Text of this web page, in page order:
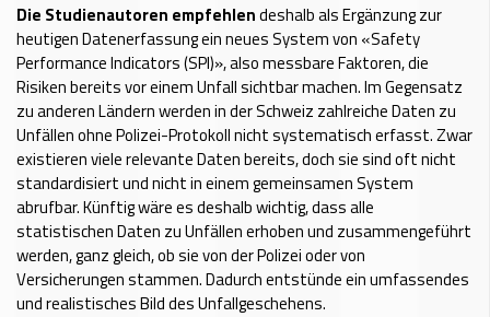
Die Studienautoren empfehlendeshalb als Ergänzung zur
heutigen Datenerfassung ein neues System von «Safety
Performance Indicators (SPI)», also messbare Faktoren, die
Risiken bereits vor einem Unfall sichtbar machen. Im Gegensatz
zu anderen Ländern werden in der Schweiz zahlreiche Daten zu
Unfällen ohne Polizei-Protokoll nicht systematisch erfasst. Zwar
existieren viele relevante Daten bereits, doch sie sind oft nicht
standardisiert und nicht in einem gemeinsamen System
abrufbar. Künftig wäre es deshalb wichtig, dass alle
statistischen Daten zu Unfällen erhoben und zusammengeführt
werden, ganz gleich, ob sie von der Polizei oder von
Versicherungen stammen. Dadurch entstünde ein umfassendes
und realistisches Bild des Unfallgeschehens.